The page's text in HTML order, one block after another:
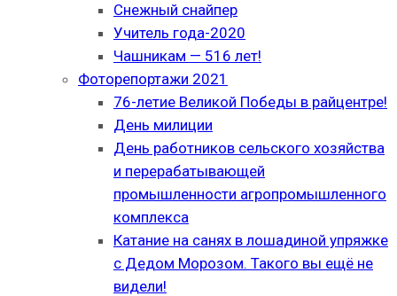
Снежный снайпер
Учитель года-2020
Чашникам — 516 лет!
Фоторепортажи 2021
76-летие Великой Победы в райцентре!
День милиции
День работников сельского хозяйства
и перерабатывающей
промышленности агропромышленного
комплекса
Катание на санях в лошадиной упряжке
с Дедом Морозом. Такого вы ещё не
видели!